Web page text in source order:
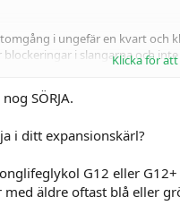
i ungefär en kvart och
blockeringar i slangarna och
finns några, men får olika svar.
Klicka för
SÖRJA.
i ditt expansionskärl?
G12 eller
med äldre oftast blå eller